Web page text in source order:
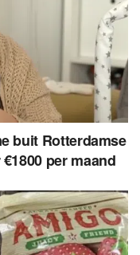
buit Rotterdamse
per maand